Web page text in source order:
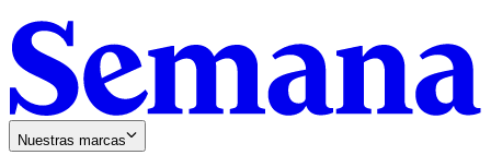
Nuestras marcas